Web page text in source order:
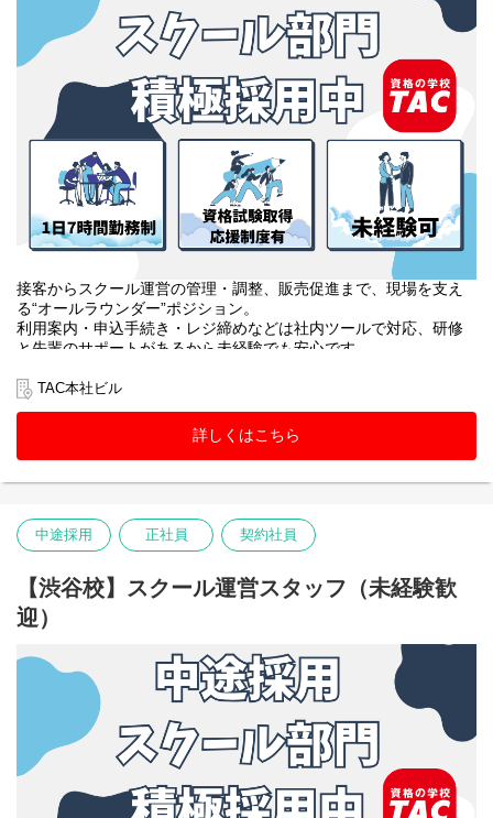
接客からスクール運営の管理・調整、販売促進まで、現場を支え
る“オールラウンダー”ポジション。
利用案内・申込手続き・レジ締めなどは社内ツールで対応、研修
と先輩のサポートがあるから未経験でも安心です。
に加え、SNS運用や大学への提案、受講相談まで幅広く挑戦でき
ます。
TAC本社ビル
詳しくはこちら
中途採用 正社員 契約社員
【渋谷校】スクール運営スタッフ（未経験歓
迎）